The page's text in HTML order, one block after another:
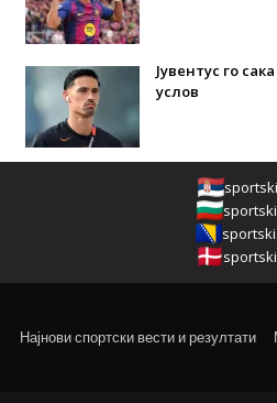
Јувентус го
услов
Најнови спортски вести и резултати